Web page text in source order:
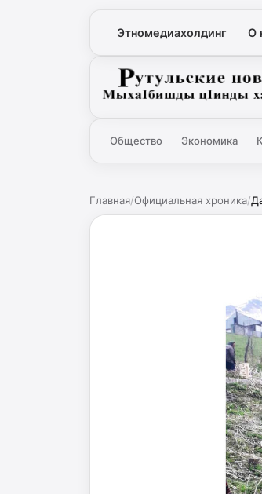
Этномедиахолдинг О
Рутульские
Общество Экономика
Главная/Официальная хроника/